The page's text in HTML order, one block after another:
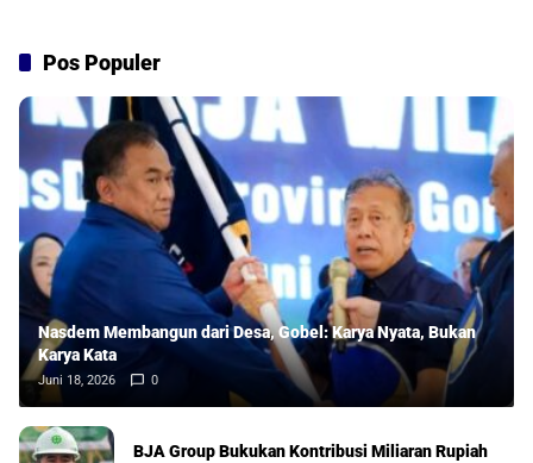
Pos Populer
Nasdem Membangun dari Desa, Gobel: Karya Nyata, Bukan
Karya Kata
Juni 18, 2026 0
BJA Group Bukukan Kontribusi Miliaran Rupiah